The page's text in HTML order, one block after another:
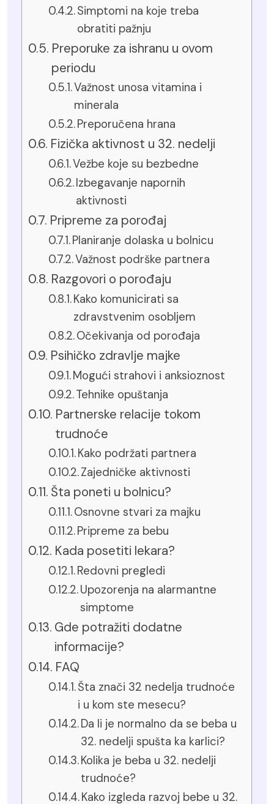
Simptomi na koje treba
obratiti pažnju
Preporuke za ishranu u ovom
periodu
Važnost unosa vitamina i
minerala
Preporučena hrana
Fizička aktivnost u 32. nedelji
Vežbe koje su bezbedne
Izbegavanje napornih
aktivnosti
Pripreme za porođaj
Planiranje dolaska u bolnicu
Važnost podrške partnera
Razgovori o porođaju
Kako komunicirati sa
zdravstvenim osobljem
Očekivanja od porođaja
Psihičko zdravlje majke
Mogući strahovi i anksioznost
Tehnike opuštanja
Partnerske relacije tokom
trudnoće
Kako podržati partnera
Zajedničke aktivnosti
Šta poneti u bolnicu?
Osnovne stvari za majku
Pripreme za bebu
Kada posetiti lekara?
Redovni pregledi
Upozorenja na alarmantne
simptome
Gde potražiti dodatne
informacije?
FAQ
Šta znači 32 nedelja trudnoće
i u kom ste mesecu?
Da li je normalno da se beba u
32. nedelji spušta ka karlici?
Kolika je beba u 32. nedelji
trudnoće?
Kako izgleda razvoj bebe u 32.